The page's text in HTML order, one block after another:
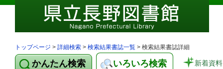
トップページ > 詳細検索 > 検索結果書誌一覧 > 検索結果書誌詳細
かんたん検索 いろいろ検索 新着資料